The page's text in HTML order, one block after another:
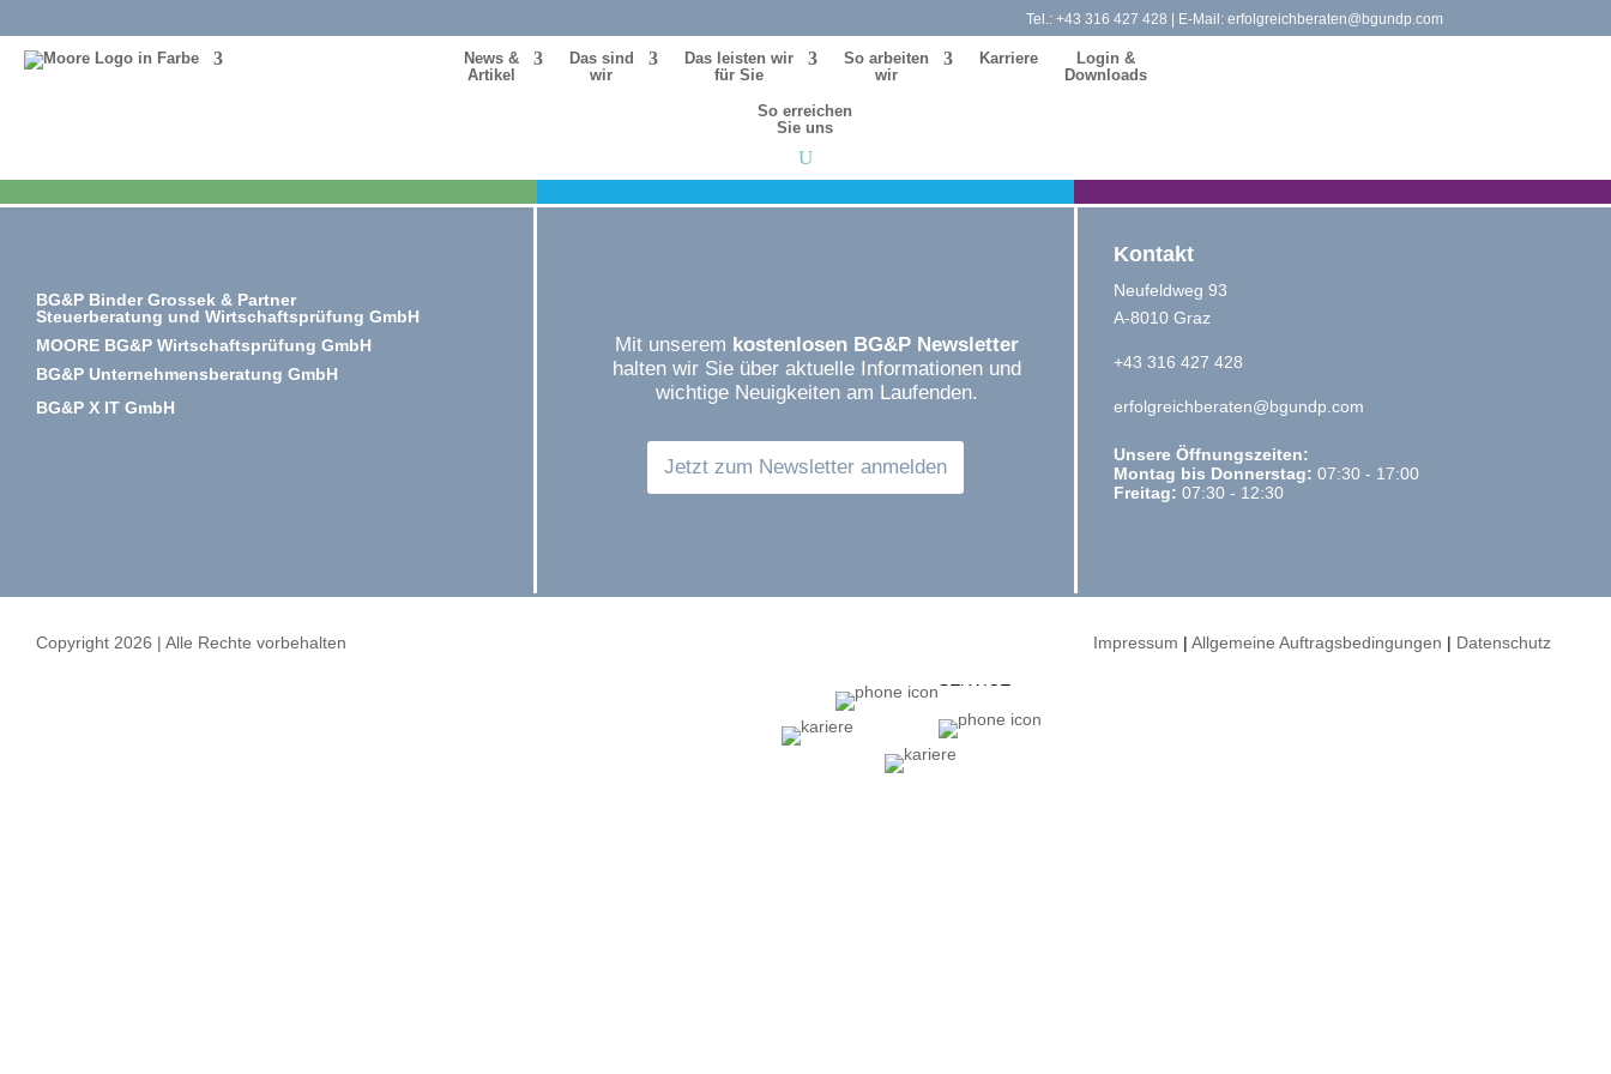
Tel.: +43 316 427 428 | E-Mail: erfolgreichberaten@bgundp.com
News &
Artikel
Das sind
wir
Das leis­ten wir
für Sie
So arbei­ten
wir
Karriere
Login &
Downloads
So errei­chen
Sie uns
BG&P Binder Grossek & Partner
Steuerberatung und Wirtschaftsprüfung GmbH
MOORE BG&P Wirtschaftsprüfung GmbH
BG&P Unternehmensberatung GmbH
BG&P X IT GmbH
Mit unserem kostenlosen BG&P Newsletter
halten wir Sie über aktuelle Informationen und
wichtige Neuigkeiten am Laufenden.
Jetzt zum Newsletter anmelden
Kontakt
Neufeldweg 93
A-8010 Graz
+43 316 427 428
erfolgreichberaten@bgundp.com
Unsere Öffnungszeiten:
Montag bis Donnerstag: 07:30 - 17:00
Freitag: 07:30 - 12:30
Copyright 2026 | Alle Rechte vorbehalten Impressum | Allgemeine Auftragsbedingungen | Datenschutz